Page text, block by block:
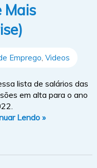
Mais
Emprego Videos
lista de salários das
em alta para o ano
Lendo »